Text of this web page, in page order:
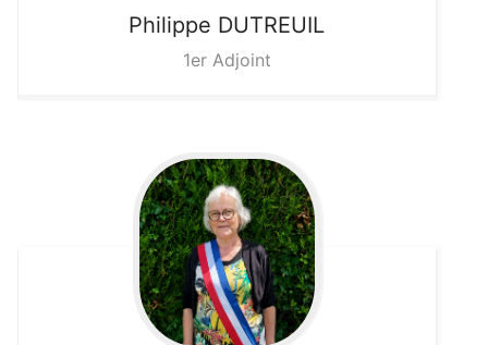
Philippe DUTREUIL
1er Adjoint